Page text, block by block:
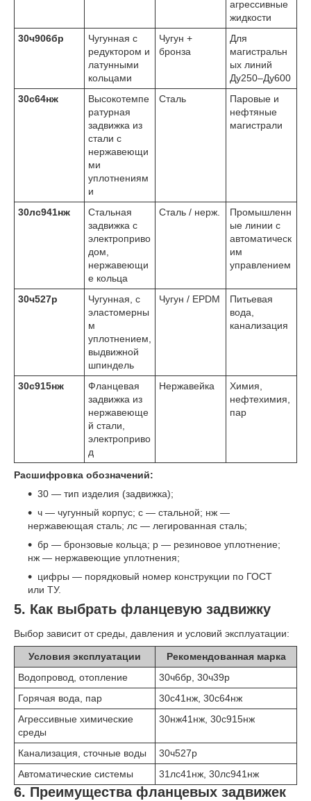
агрессивные
жидкости
30ч906бр
Чугунная с
редуктором и
латунными
кольцами
Чугун +
бронза
Для
магистральн
ых линий
Ду250–Ду600
30с64нж
Высокотемпе
ратурная
задвижка из
стали с
нержавеющи
ми
уплотнениям
и
Сталь
Паровые и
нефтяные
магистрали
30лс941нж
Стальная
задвижка с
электроприво
дом,
нержавеющи
е кольца
Сталь / нерж.
Промышленн
ые линии с
автоматическ
им
управлением
30ч527р
Чугунная, с
эластомерны
м
уплотнением,
выдвижной
шпиндель
Чугун / EPDM
Питьевая
вода,
канализация
30с915нж
Фланцевая
задвижка из
нержавеюще
й стали,
электроприво
д
Нержавейка
Химия,
нефтехимия,
пар
Расшифровка обозначений:
30 — тип изделия (задвижка);
ч — чугунный корпус; с — стальной; нж —
нержавеющая сталь; лс — легированная сталь;
бр — бронзовые кольца; р — резиновое уплотнение;
нж — нержавеющие уплотнения;
цифры — порядковый номер конструкции по ГОСТ
или ТУ.
5. Как выбрать фланцевую задвижку
Выбор зависит от среды, давления и условий эксплуатации:
Условия эксплуатации
Рекомендованная марка
Водопровод, отопление
30ч6бр, 30ч39р
Горячая вода, пар
30с41нж, 30с64нж
Агрессивные химические
среды
30нж41нж, 30с915нж
Канализация, сточные воды
30ч527р
Автоматические системы
31лс41нж, 30лс941нж
6. Преимущества фланцевых задвижек